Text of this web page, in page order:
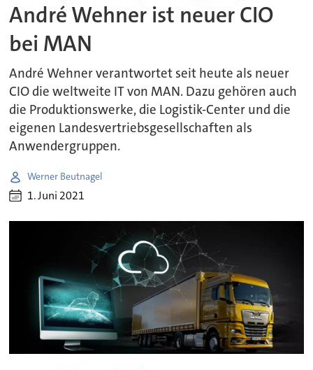
André Wehner ist neuer CIO
bei MAN
André Wehner verantwortet seit heute als neuer
CIO die weltweite IT von MAN. Dazu gehören auch
die Produktionswerke, die Logistik-Center und die
eigenen Landesvertriebsgesellschaften als
Anwendergruppen.
Werner Beutnagel
1. Juni 2021